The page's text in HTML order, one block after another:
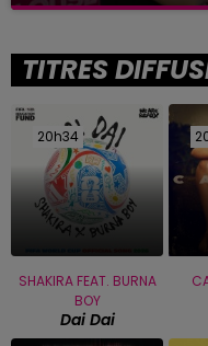
TITRES
20h34
20h34
SHAKIRA FEAT. BURNA
BOY
Dai Dai